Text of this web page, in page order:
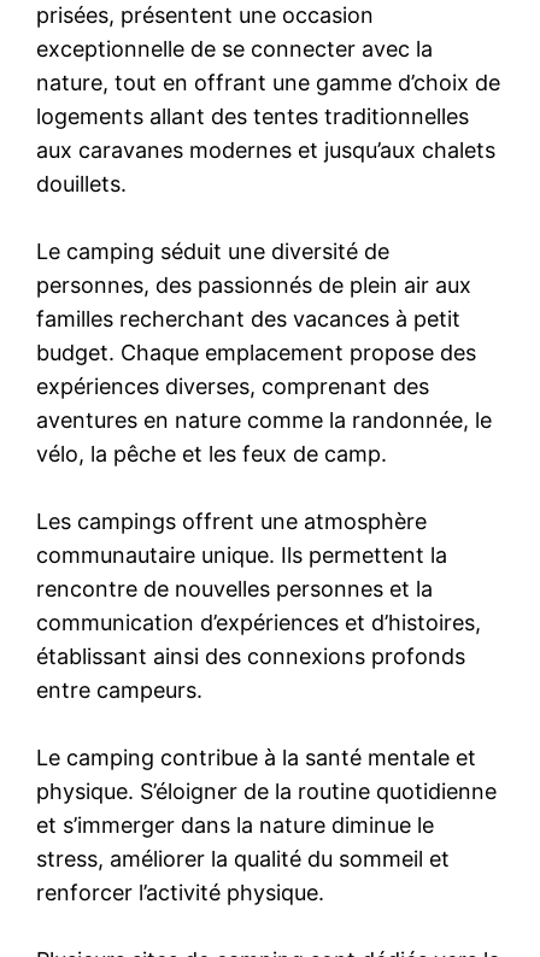
prisées, présentent une occasion
exceptionnelle de se connecter avec la
nature, tout en offrant une gamme d’choix de
logements allant des tentes traditionnelles
aux caravanes modernes et jusqu’aux chalets
douillets.
Le camping séduit une diversité de
personnes, des passionnés de plein air aux
familles recherchant des vacances à petit
budget. Chaque emplacement propose des
expériences diverses, comprenant des
aventures en nature comme la randonnée, le
vélo, la pêche et les feux de camp.
Les campings offrent une atmosphère
communautaire unique. Ils permettent la
rencontre de nouvelles personnes et la
communication d’expériences et d’histoires,
établissant ainsi des connexions profonds
entre campeurs.
Le camping contribue à la santé mentale et
physique. S’éloigner de la routine quotidienne
et s’immerger dans la nature diminue le
stress, améliorer la qualité du sommeil et
renforcer l’activité physique.